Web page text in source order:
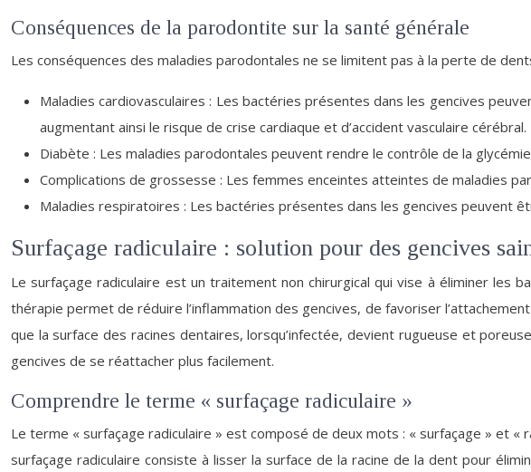
Conséquences de la parodontite sur la santé générale
Les conséquences des maladies parodontales ne se limitent pas à la perte de
Maladies cardiovasculaires : Les bactéries présentes dans les gencives
augmentant ainsi le risque de crise cardiaque et d’accident vasculaire cérébral.
Diabète : Les maladies parodontales peuvent rendre le contrôle de la
Complications de grossesse : Les femmes enceintes atteintes de maladies
Maladies respiratoires : Les bactéries présentes dans les gencives peuvent
Surfaçage radiculaire : solution pour des gencives
Le surfaçage radiculaire est un traitement non chirurgical qui vise à éliminer
thérapie permet de réduire l’inflammation des gencives, de favoriser
que la surface des racines dentaires, lorsqu’infectée, devient rugueuse et
gencives de se réattacher plus facilement.
Comprendre le terme « surfaçage radiculaire »
Le terme « surfaçage radiculaire » est composé de deux mots : « surfaçage » et «
surfaçage radiculaire consiste à lisser la surface de la racine de la dent pour